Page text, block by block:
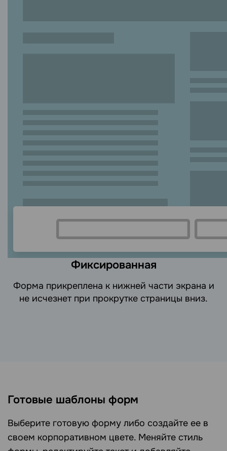
Фиксированная
Форма прикреплена к нижней части экрана и
не исчезнет при прокрутке страницы вниз.
Готовые шаблоны форм
Выберите готовую форму либо создайте ее в
своем корпоративном цвете. Меняйте стиль